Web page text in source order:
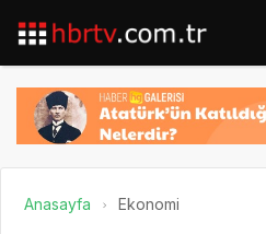
Anasayfa Ekonomi